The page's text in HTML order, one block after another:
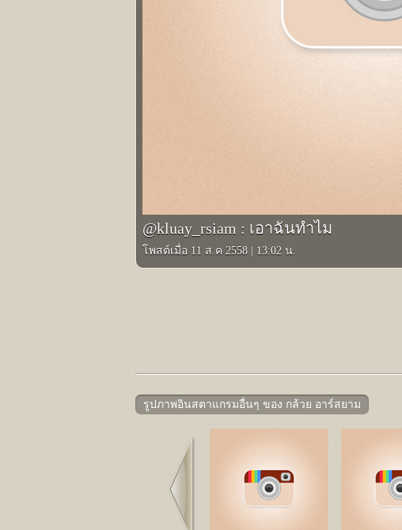
@kluay_rsiam : เอาฉันทำไม
โพสต์เมื่อ 11 ส.ค 2558 13:02 น.
รูปภาพอินสตาแกรมอื่นๆ ของ กล้วย อาร์สยาม